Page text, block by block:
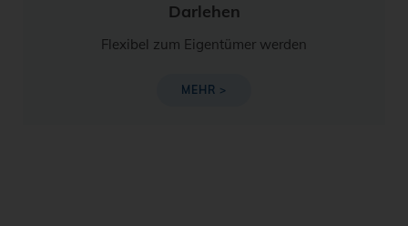
Darlehen
Flexibel zum Eigentümer werden
MEHR >